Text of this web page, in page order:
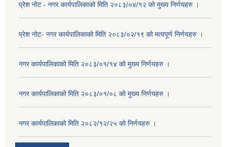
प्रेश नोट - नगर कार्यपालिकाको मिति २०८३/०४/१२ को मुख्य निर्णयहरु ।
प्रेश नोट- नगर कार्यपालिकाको मिति २०८३/०२/१९ को मत्वपूर्ण निर्णयहरु ।
नगर कार्यपालिकाको मिति २०८३/०१/१४ को मुख्य निर्णयहरु ।
नगर कार्यपालिकाको मिति २०८३/०१/०८ को मुख्य निर्णयहरु ।
नगर कार्यपालिकाको मिति २०८२/१२/२५ को निर्णयहरु ।